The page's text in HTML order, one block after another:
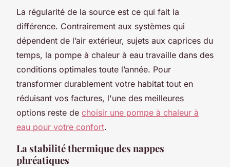
La régularité de la source est ce qui fait la
différence. Contrairement aux systèmes qui
dépendent de l’air extérieur, sujets aux caprices du
temps, la pompe à chaleur à eau travaille dans des
conditions optimales toute l’année. Pour
transformer durablement votre habitat tout en
réduisant vos factures, l'une des meilleures
options reste de choisir une pompe à chaleur à
eau pour votre confort.
La stabilité thermique des nappes
phréatiques